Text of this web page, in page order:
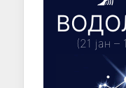
(21 јан –